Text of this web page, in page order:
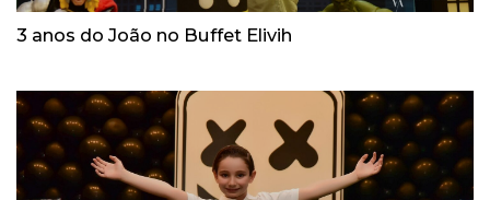
3 anos do João no Buffet Elivih